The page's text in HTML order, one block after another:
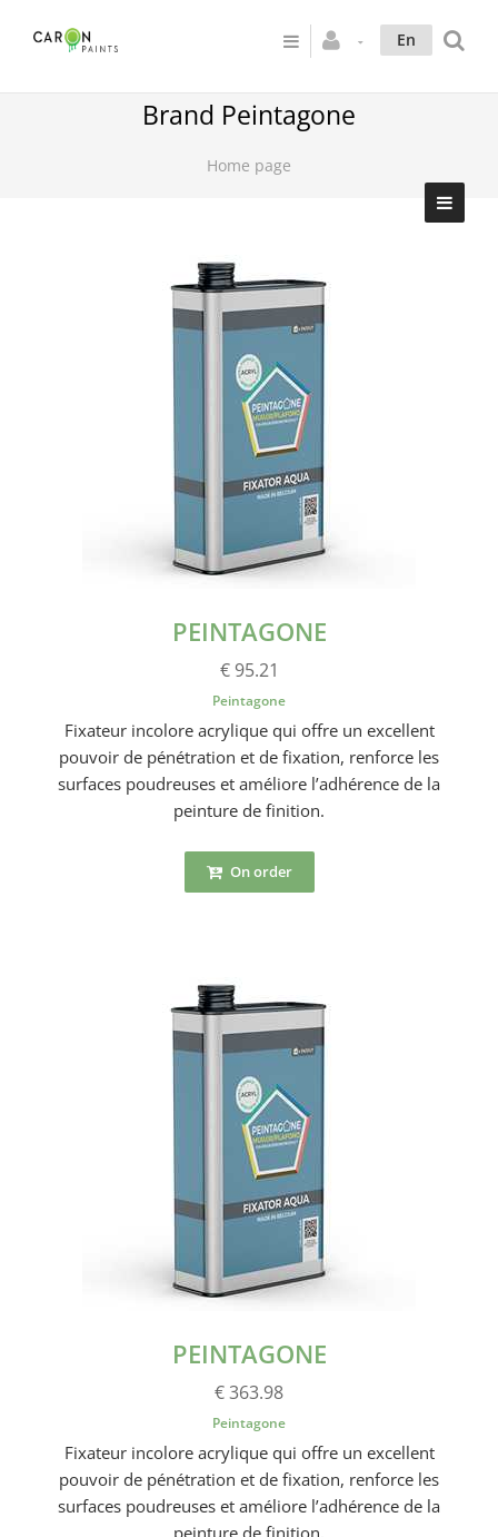
En
Brand Peintagone
Home page
PEINTAGONE
€ 95.21
Peintagone
Fixateur incolore acrylique qui offre un excellent
pouvoir de pénétration et de fixation, renforce les
surfaces poudreuses et améliore l’adhérence de la
peinture de finition.
On order
PEINTAGONE
€ 363.98
Peintagone
Fixateur incolore acrylique qui offre un excellent
pouvoir de pénétration et de fixation, renforce les
surfaces poudreuses et améliore l’adhérence de la
peinture de finition.